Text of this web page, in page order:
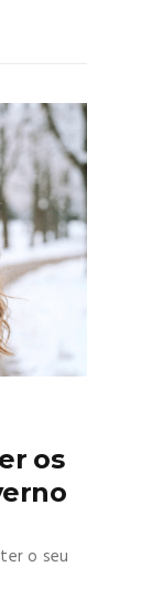
os
o seu